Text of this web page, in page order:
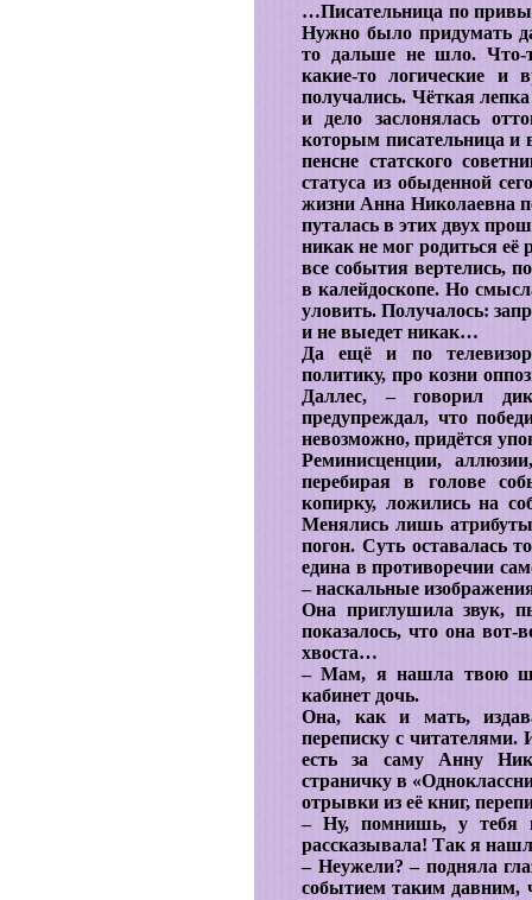
…Писательница по
Нужно было придумать
то дальше не шло. Что-
какие-то логические и
получались. Чёткая
и дело заслонялась
которым писательница и
пенсне статского
статуса из обыденной
жизни Анна Николаевна
путалась в этих двух
никак не мог родиться её
все события вертелись,
в калейдоскопе. Но
уловить. Получалось:
и не выедет никак…
Да ещё и по
политику, про козни
Даллес, – говорил
предупреждал, что
невозможно, придётся
Реминисценции,
перебирая в голове
копирку, ложились на
Менялись лишь
погон. Суть оставалась
едина в противоречии
– наскальные
Она приглушила звук,
показалось, что она вот-
хвоста…
– Мам, я нашла твою
кабинет дочь.
Она, как и мать,
переписку с читателями.
есть за саму Анну
страничку в
отрывки из её книг,
– Ну, помнишь, у тебя
рассказывала! Так я
– Неужели? – подняла
событием таким давним,